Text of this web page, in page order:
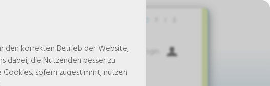
Warenkorb
den korrekten Betrieb der Website,
dabei, die Nutzenden besser zu
sofern zugestimmt, nutzen